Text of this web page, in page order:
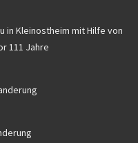
in Kleinostheim mit Hilfe von
111 Jahre